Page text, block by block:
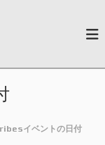
イベントの日付